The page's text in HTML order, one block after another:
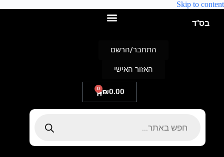
Skip to content
בס"ד
₪0.00
0
התחבר/הרשם
האזור האישי